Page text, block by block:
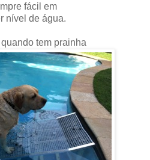
fácil em
nível de água.
tem prainha